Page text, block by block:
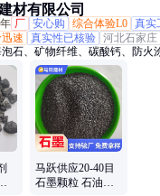
材有限公司
厂 安心购 综合体验L0 真实
速 真实性已核验 河北石家庄
石、矿物纤维、碳酸钙、防火
、云母粉、火山球、重钙、滑石
化铝
马跃供应20-40目
石墨颗粒 石油焦